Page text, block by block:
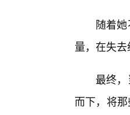
随着
量，在失去
最终
而下，将